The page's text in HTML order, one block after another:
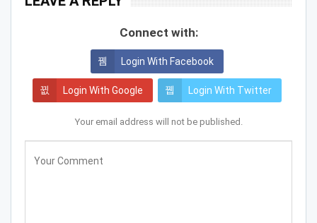
Connect with:
Login With Facebook
Login With Google Login With Twitter
Your email address will not be published.